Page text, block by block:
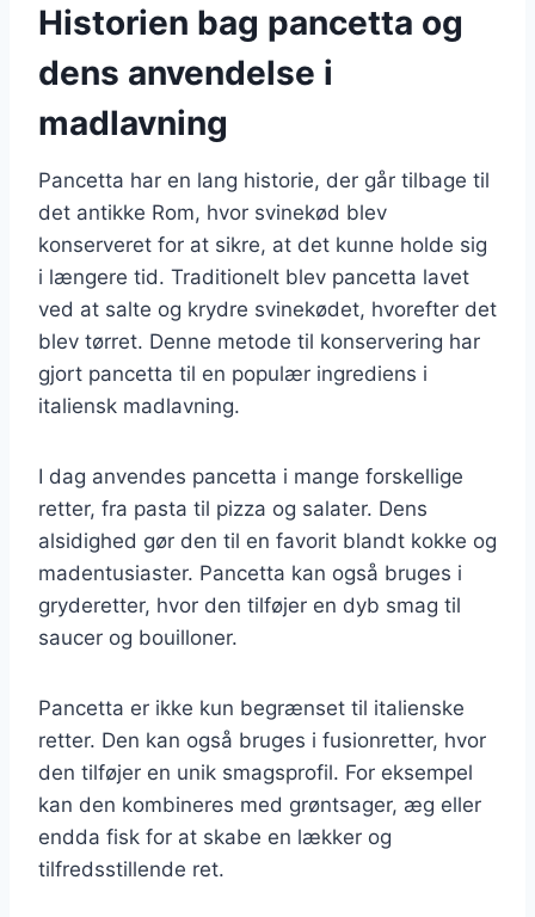
Historien bag pancetta og
dens anvendelse i
madlavning
Pancetta har en lang historie, der går tilbage til
det antikke Rom, hvor svinekød blev
konserveret for at sikre, at det kunne holde sig
i længere tid. Traditionelt blev pancetta lavet
ved at salte og krydre svinekødet, hvorefter det
blev tørret. Denne metode til konservering har
gjort pancetta til en populær ingrediens i
italiensk madlavning.
I dag anvendes pancetta i mange forskellige
retter, fra pasta til pizza og salater. Dens
alsidighed gør den til en favorit blandt kokke og
madentusiaster. Pancetta kan også bruges i
gryderetter, hvor den tilføjer en dyb smag til
saucer og bouilloner.
Pancetta er ikke kun begrænset til italienske
retter. Den kan også bruges i fusionretter, hvor
den tilføjer en unik smagsprofil. For eksempel
kan den kombineres med grøntsager, æg eller
endda fisk for at skabe en lækker og
tilfredsstillende ret.